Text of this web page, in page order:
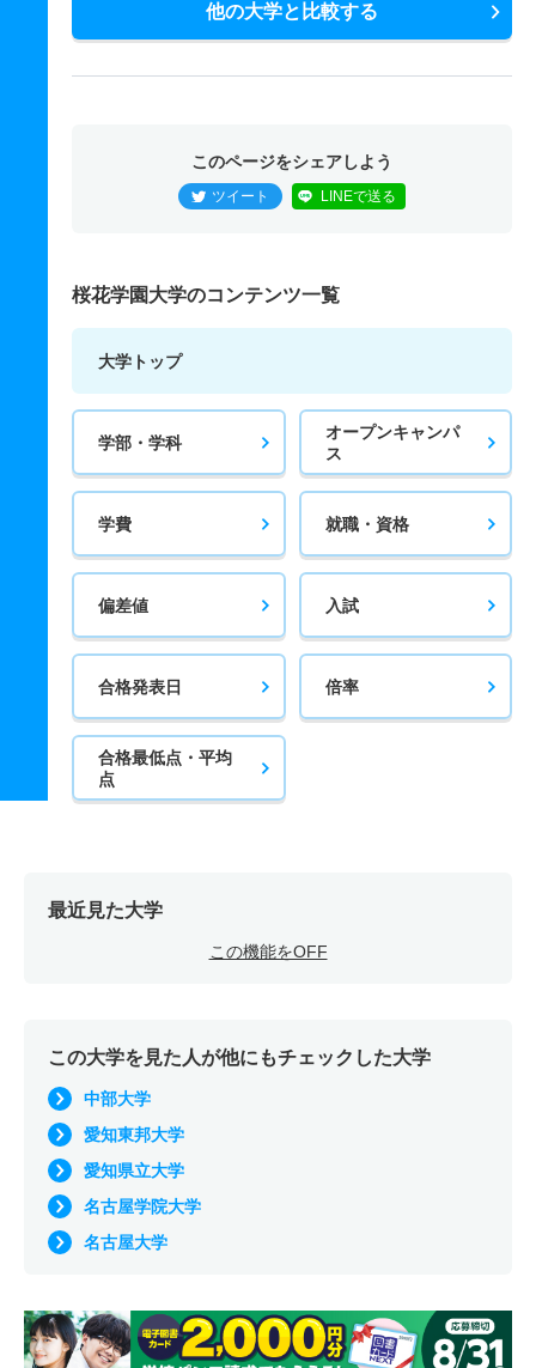
他の大学と比較する
このページをシェアしよう
ツイート LINEで送る
桜花学園大学のコンテンツ一覧
大学トップ
学部・学科
オープンキャンパ
ス
学費 就職・資格
偏差値 入試
合格発表日 倍率
合格最低点・平均
点
最近見た大学
この機能をOFF
この大学を見た人が他にもチェックした大学
中部大学
愛知東邦大学
愛知県立大学
名古屋学院大学
名古屋大学